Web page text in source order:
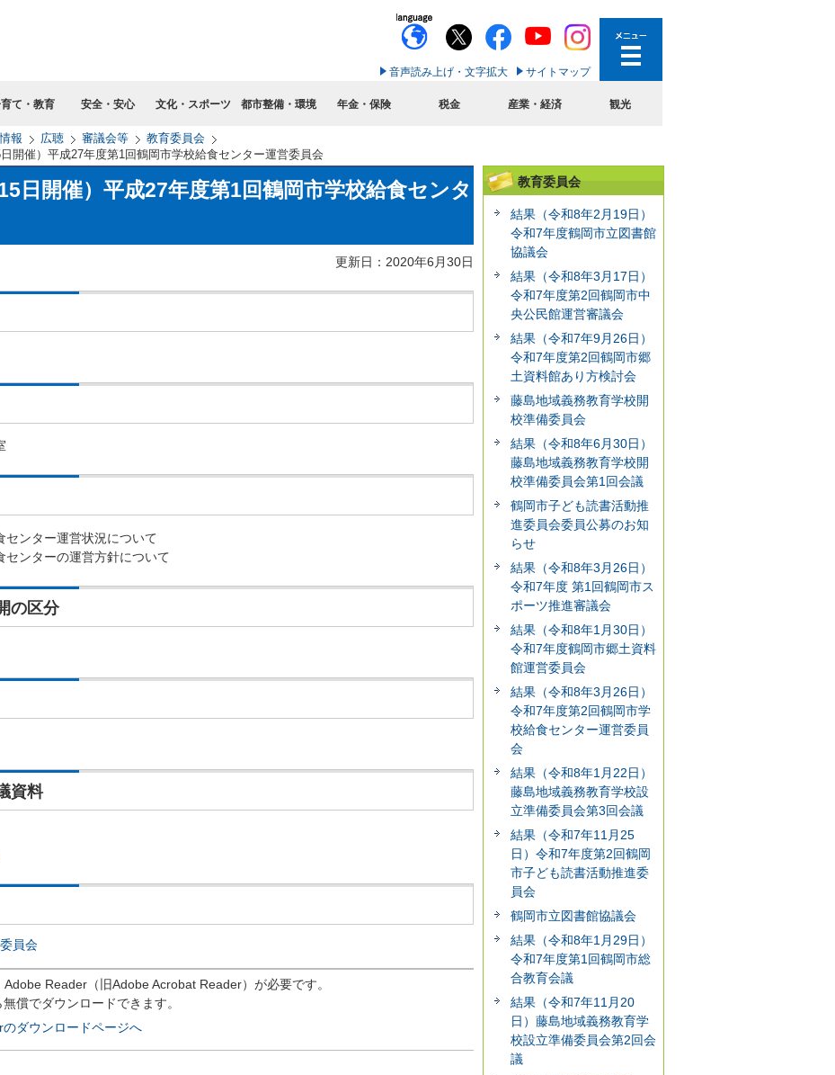
音声読み上げ・文字拡大 サイトマップ
て・教育 安全・安心 文化・スポーツ 都市整備・環境 年金・保険 税金 産業・経済 観光
報 広聴 審議会等
教育委員会
開催）平成27年度第1回鶴岡市学校給食センター運営委員会
日開催）平成27年度第1回鶴岡市学校給食センタ
更新日：2020年6月30日
センター運営状況について
センターの運営方針について
の区分
資料
員会
Reader（旧Adobe Acrobat Reader）が必要です。
償でダウンロードできます。
ダウンロードページへ
教育委員会
結果（令和8年2月19日）
令和7年度鶴岡市立図書館
協議会
結果（令和8年3月17日）
令和7年度第2回鶴岡市中
央公民館運営審議会
結果（令和7年9月26日）
令和7年度第2回鶴岡市郷
土資料館あり方検討会
藤島地域義務教育学校開
校準備委員会
結果（令和8年6月30日）
藤島地域義務教育学校開
校準備委員会第1回会議
鶴岡市子ども読書活動推
進委員会委員公募のお知
らせ
結果（令和8年3月26日）
令和7年度 第1回鶴岡市ス
ポーツ推進審議会
結果（令和8年1月30日）
令和7年度鶴岡市郷土資料
館運営委員会
結果（令和8年3月26日）
令和7年度第2回鶴岡市学
校給食センター運営委員
会
結果（令和8年1月22日）
藤島地域義務教育学校設
立準備委員会第3回会議
結果（令和7年11月25
日）令和7年度第2回鶴岡
市子ども読書活動推進委
員会
鶴岡市立図書館協議会
結果（令和8年1月29日）
令和7年度第1回鶴岡市総
合教育会議
結果（令和7年11月20
日）藤島地域義務教育学
校設立準備委員会第2回会
議